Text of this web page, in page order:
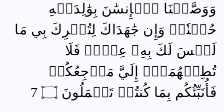
وَوَصَّيۡنَا ٱلۡإِنسَٰنَ بِوَٰلِدَيۡهِ
حُسۡنٗاۖ وَإِن جَٰهَدَاكَ لِتُشۡرِكَ بِي مَا
لَيۡسَ لَكَ بِهِۦ عِلۡمٞ فَلَا
تُطِعۡهُمَآۚ إِلَيَّ مَرۡجِعُكُمۡ
فَأُنَبِّئُكُم بِمَا كُنتُمۡ تَعۡمَلُونَ ۝ 7